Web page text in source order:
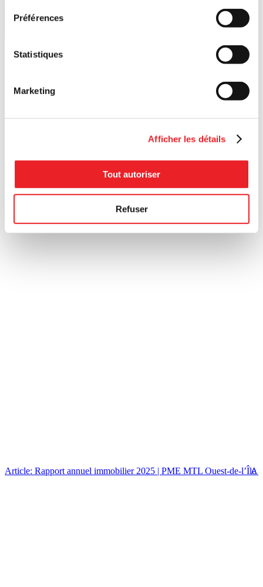
Préférences
Statistiques
Marketing
Afficher les détails
Tout autoriser
Refuser
Article: Rapport annuel immobilier 2025 | PME MTL Ouest-de-l’Île